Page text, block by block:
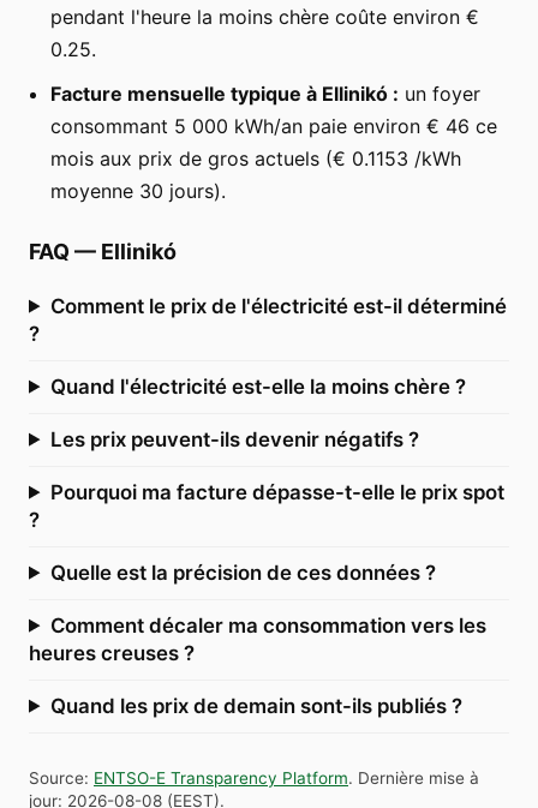
pendant l'heure la moins chère coûte environ €
0.25.
Facture mensuelle typique à Ellinikó : un foyer
consommant 5 000 kWh/an paie environ € 46 ce
mois aux prix de gros actuels (€ 0.1153 /kWh
moyenne 30 jours).
FAQ — Ellinikó
Comment le prix de l'électricité est-il déterminé
?
Quand l'électricité est-elle la moins chère ?
Les prix peuvent-ils devenir négatifs ?
Pourquoi ma facture dépasse-t-elle le prix spot
?
Quelle est la précision de ces données ?
Comment décaler ma consommation vers les
heures creuses ?
Quand les prix de demain sont-ils publiés ?
Source: ENTSO-E Transparency Platform. Dernière mise à
jour: 2026-08-08 (EEST).